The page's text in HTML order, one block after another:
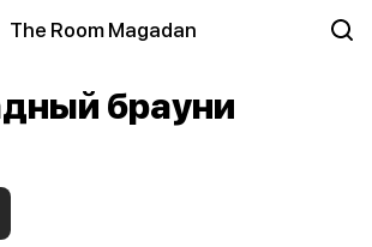
The Room Magadan
брауни